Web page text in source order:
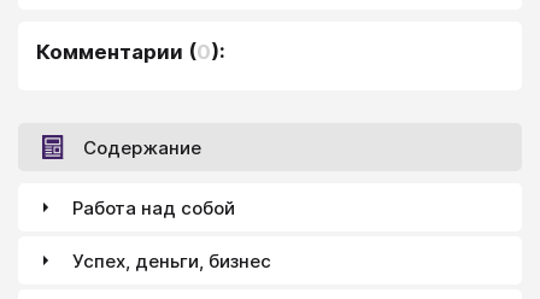
Комментарии (0):
Содержание
Работа над собой
Успех, деньги, бизнес